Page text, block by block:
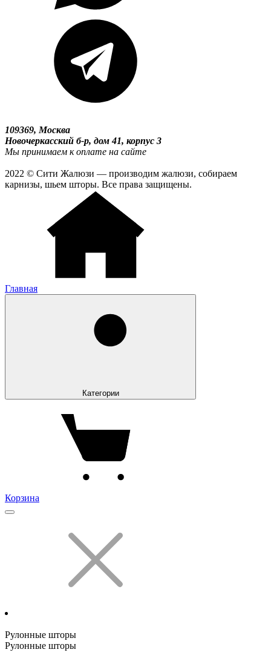
109369, Москва
Новочеркасский б-р, дом 41, корпус 3
Мы принимаем к оплате на сайте
2022 © Сити Жалюзи — производим жалюзи, собираем
карнизы, шьем шторы. Все права защищены.
Главная
Категории
Корзина
Рулонные шторы
Рулонные шторы